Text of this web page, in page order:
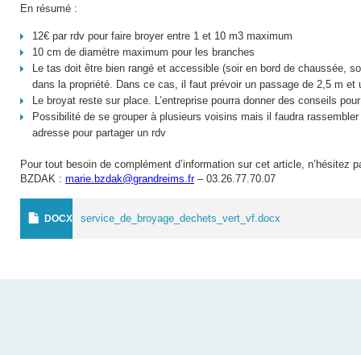
En résumé :
12€ par rdv pour faire broyer entre 1 et 10 m3 maximum
10 cm de diamètre maximum pour les branches
Le tas doit être bien rangé et accessible (soir en bord de chaussée,
dans la propriété. Dans ce cas, il faut prévoir un passage de 2,5 m et
Le broyat reste sur place. L’entreprise pourra donner des conseils
Possibilité de se grouper à plusieurs voisins mais il faudra
adresse pour partager un rdv
Pour tout besoin de complément d’information sur cet article, n’hésitez
BZDAK : marie.bzdak@grandreims.fr– 03.26.77.70.07
DOCX service_de_broyage_dechets_vert_vf.docx